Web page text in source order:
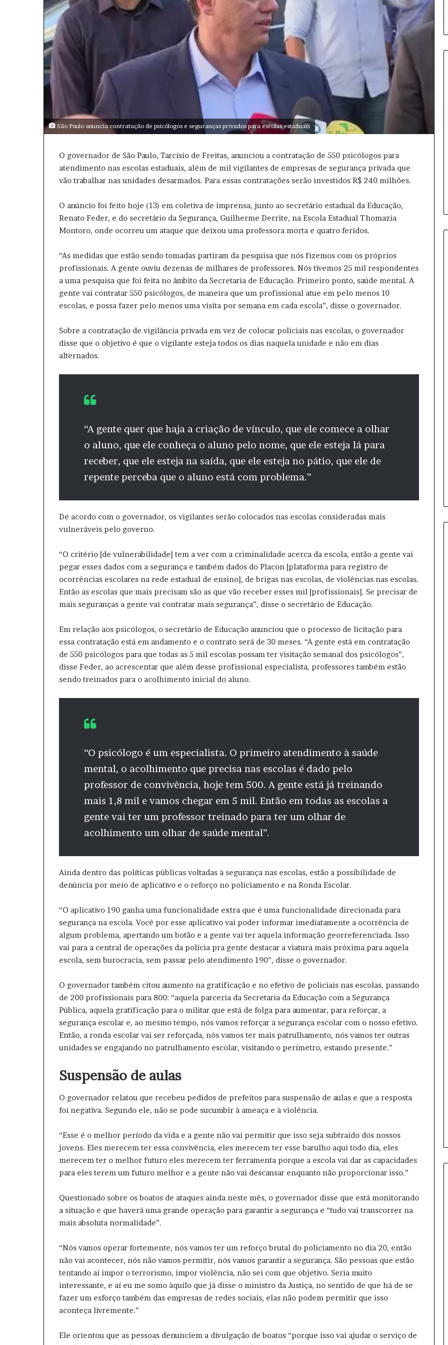
i
São Paulo anuncia contratação de psicólogos e seguranças privados para escolas estaduais
O governador de São Paulo, Tarcísio de Freitas, anunciou a contratação de 550 psicólogos para
atendimento nas escolas estaduais, além de mil vigilantes de empresas de segurança privada que
vão trabalhar nas unidades desarmados. Para essas contratações serão investidos R$ 240 milhões.
O anúncio foi feito hoje (13) em coletiva de imprensa, junto ao secretário estadual da Educação,
Renato Feder, e do secretário da Segurança, Guilherme Derrite, na Escola Estadual Thomazia
Montoro, onde ocorreu um ataque que deixou uma professora morta e quatro feridos.
“As medidas que estão sendo tomadas partiram da pesquisa que nós fizemos com os próprios
profissionais. A gente ouviu dezenas de milhares de professores. Nós tivemos 25 mil respondentes
a uma pesquisa que foi feita no âmbito da Secretaria de Educação. Primeiro ponto, saúde mental. A
gente vai contratar 550 psicólogos, de maneira que um profissional atue em pelo menos 10
escolas, e possa fazer pelo menos uma visita por semana em cada escola”, disse o governador.
Sobre a contratação de vigilância privada em vez de colocar policiais nas escolas, o governador
disse que o objetivo é que o vigilante esteja todos os dias naquela unidade e não em dias
alternados.
“A gente quer que haja a criação de vínculo, que ele comece a olhar
o aluno, que ele conheça o aluno pelo nome, que ele esteja lá para
receber, que ele esteja na saída, que ele esteja no pátio, que ele de
repente perceba que o aluno está com problema.”
De acordo com o governador, os vigilantes serão colocados nas escolas consideradas mais
vulneráveis pelo governo.
“O critério [de vulnerabilidade] tem a ver com a criminalidade acerca da escola, então a gente vai
pegar esses dados com a segurança e também dados do Placon [plataforma para registro de
ocorrências escolares na rede estadual de ensino], de brigas nas escolas, de violências nas escolas.
Então as escolas que mais precisam são as que vão receber esses mil [profissionais]. Se precisar de
mais seguranças a gente vai contratar mais segurança”, disse o secretário de Educação.
Em relação aos psicólogos, o secretário de Educação anunciou que o processo de licitação para
essa contratação está em andamento e o contrato será de 30 meses. “A gente está em contratação
de 550 psicólogos para que todas as 5 mil escolas possam ter visitação semanal dos psicólogos”,
disse Feder, ao acrescentar que além desse profissional especialista, professores também estão
sendo treinados para o acolhimento inicial do aluno.
“O psicólogo é um especialista. O primeiro atendimento à saúde
mental, o acolhimento que precisa nas escolas é dado pelo
professor de convivência, hoje tem 500. A gente está já treinando
mais 1,8 mil e vamos chegar em 5 mil. Então em todas as escolas a
gente vai ter um professor treinado para ter um olhar de
acolhimento um olhar de saúde mental”.
Ainda dentro das políticas públicas voltadas à segurança nas escolas, estão a possibilidade de
denúncia por meio de aplicativo e o reforço no policiamento e na Ronda Escolar.
“O aplicativo 190 ganha uma funcionalidade extra que é uma funcionalidade direcionada para
segurança na escola. Você por esse aplicativo vai poder informar imediatamente a ocorrência de
algum problema, apertando um botão e a gente vai ter aquela informação georreferenciada. Isso
vai para a central de operações da polícia pra gente destacar a viatura mais próxima para aquela
escola, sem burocracia, sem passar pelo atendimento 190”, disse o governador.
O governador também citou aumento na gratificação e no efetivo de policiais nas escolas, passando
de 200 profissionais para 800: “aquela parceria da Secretaria da Educação com a Segurança
Pública, aquela gratificação para o militar que está de folga para aumentar, para reforçar, a
segurança escolar e, ao mesmo tempo, nós vamos reforçar a segurança escolar com o nosso efetivo.
Então, a ronda escolar vai ser reforçada, nós vamos ter mais patrulhamento, nós vamos ter outras
unidades se engajando no patrulhamento escolar, visitando o perímetro, estando presente.”
Suspensão de aulas
O governador relatou que recebeu pedidos de prefeitos para suspensão de aulas e que a resposta
foi negativa. Segundo ele, não se pode sucumbir à ameaça e à violência.
“Esse é o melhor período da vida e a gente não vai permitir que isso seja subtraído dos nossos
jovens. Eles merecem ter essa convivência, eles merecem ter esse barulho aqui todo dia, eles
merecem ter o melhor futuro eles merecem ter ferramenta porque a escola vai dar as capacidades
para eles terem um futuro melhor e a gente não vai descansar enquanto não proporcionar isso.”
Questionado sobre os boatos de ataques ainda neste mês, o governador disse que está monitorando
a situação e que haverá uma grande operação para garantir a segurança e “tudo vai transcorrer na
mais absoluta normalidade”.
“Nós vamos operar fortemente, nós vamos ter um reforço brutal do policiamento no dia 20, então
não vai acontecer, nós não vamos permitir, nós vamos garantir a segurança. São pessoas que estão
tentando aí impor o terrorismo, impor violência, não sei com que objetivo. Seria muito
interessante, e aí eu me somo àquilo que já disse o ministro da Justiça, no sentido de que há de se
fazer um esforço também das empresas de redes sociais, elas não podem permitir que isso
aconteça livremente.”
Ele orientou que as pessoas denunciem a divulgação de boatos “porque isso vai ajudar o serviço de
á
v
i
B
o
l
n
a
r
d
f
i
n
e
c
e
p
a
p
a
2
10 horas atrás
Flávio Bolsonaro define vice em
chapa pura para 2026